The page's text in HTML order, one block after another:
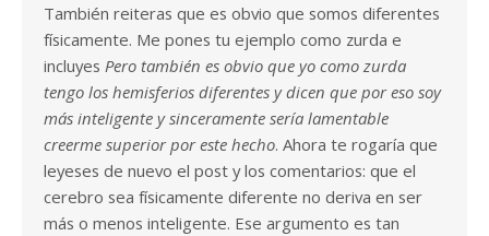
También reiteras que es obvio que somos diferentes
físicamente. Me pones tu ejemplo como zurda e
incluyes Pero también es obvio que yo como zurda
tengo los hemisferios diferentes y dicen que por eso soy
más inteligente y sinceramente sería lamentable
creerme superior por este hecho. Ahora te rogaría que
leyeses de nuevo el post y los comentarios: que el
cerebro sea físicamente diferente no deriva en ser
más o menos inteligente. Ese argumento es tan